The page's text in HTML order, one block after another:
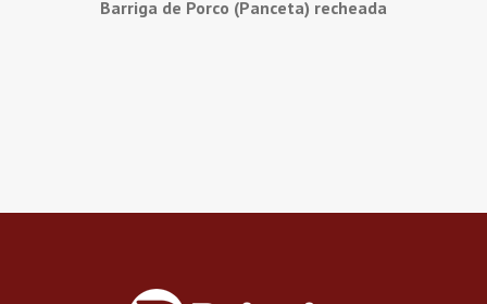
Barriga de Porco (Panceta) recheada